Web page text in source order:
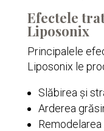
Efectele
Liposonix
Principalele
Liposonix le
Slăbirea și
Arderea